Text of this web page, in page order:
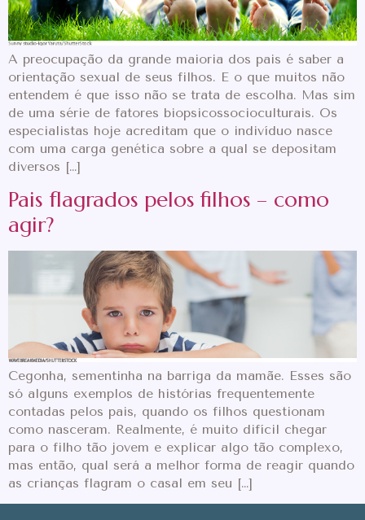
A preocupação da grande maioria dos pais é saber a
orientação sexual de seus filhos. E o que muitos não
entendem é que isso não se trata de escolha. Mas sim
de uma série de fatores biopsicossocioculturais. Os
especialistas hoje acreditam que o indivíduo nasce
com uma carga genética sobre a qual se depositam
diversos […]
Pais flagrados pelos filhos – como
agir?
Cegonha, sementinha na barriga da mamãe. Esses são
só alguns exemplos de histórias frequentemente
contadas pelos pais, quando os filhos questionam
como nasceram. Realmente, é muito difícil chegar
para o filho tão jovem e explicar algo tão complexo,
mas então, qual será a melhor forma de reagir quando
as crianças flagram o casal em seu […]